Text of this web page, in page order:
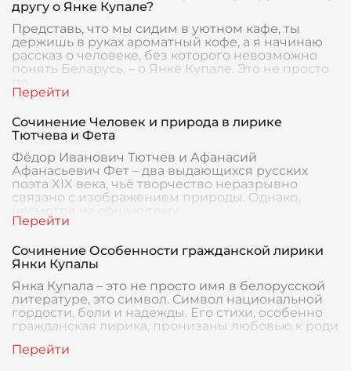
другу о Янке Купале?
Представь, что мы сидим в уютном кафе, ты
держишь в руках ароматный кофе, а я начинаю
рассказ о человеке, без которого невозможно
понять Беларусь, – о Янке Купале. Это не просто
Сочинение Человек и природа в лирике
Тютчева и Фета
Фёдор Иванович Тютчев и Афанасий
Афанасьевич Фет – два выдающихся русских
поэта XIX века, чьё творчество неразрывно
связано с изображением природы. Однако,
несмотря на общую тему,
Сочинение Особенности гражданской лирики
Янки Купалы
Янка Купала – это не просто имя в белорусской
литературе, это символ. Символ национальной
гордости, боли и надежды. Его стихи, особенно
гражданская лирика, пронизаны любовью к роди